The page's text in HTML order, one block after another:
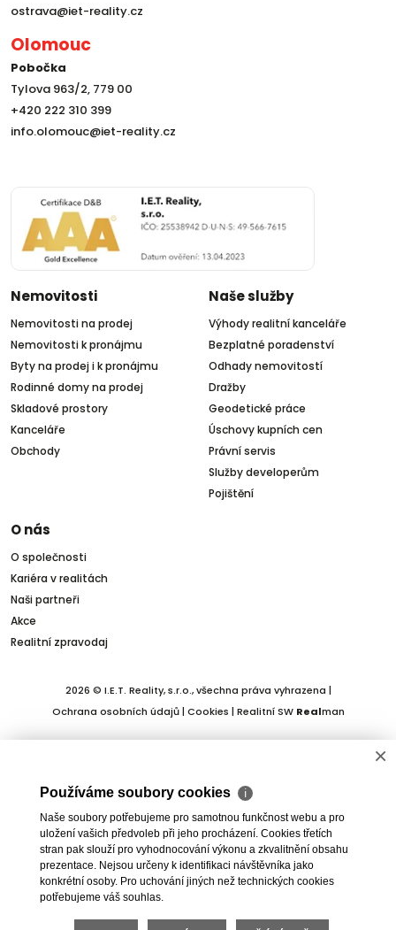
ostrava@iet-reality.cz
Olomouc
Pobočka
Tylova 963/2, 779 00
+420 222 310 399
info.olomouc@iet-reality.cz
Nemovitosti
Nemovitosti na prodej
Nemovitosti k pronájmu
Byty na prodej i k pronájmu
Rodinné domy na prodej
Skladové prostory
Kanceláře
Obchody
Naše služby
Výhody realitní kanceláře
Bezplatné poradenství
Odhady nemovitostí
Dražby
Geodetické práce
Úschovy kupních cen
Právní servis
Služby developerům
Pojištění
O nás
O společnosti
Kariéra v realitách
Naši partneři
Akce
Realitní zpravodaj
2026 © I.E.T. Reality, s.r.o., všechna práva vyhrazena |
Ochrana osobních údajů| Cookies | Realitní SW Realman
×
Používáme soubory cookies ℹ
Naše soubory potřebujeme pro samotnou funkčnost webu a pro
uložení vašich předvoleb při jeho procházení. Cookies třetích
stran pak slouží pro vyhodnocování výkonu a zkvalitnění obsahu
prezentace. Nejsou určeny k identifikaci návštěvníka jako
konkrétní osoby. Pro uchování jiných než technických cookies
potřebujeme váš souhlas.